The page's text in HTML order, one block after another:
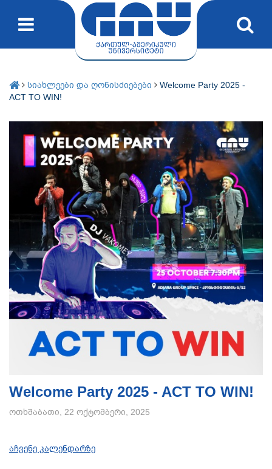
სიახლეები და ღონისძიებები
Welcome Party 2025 -
ACT TO WIN!
Welcome Party 2025 - ACT TO WIN!
ოთხშაბათი, 22 ოქტომბერი, 2025
აჩვენე კალენდარზე